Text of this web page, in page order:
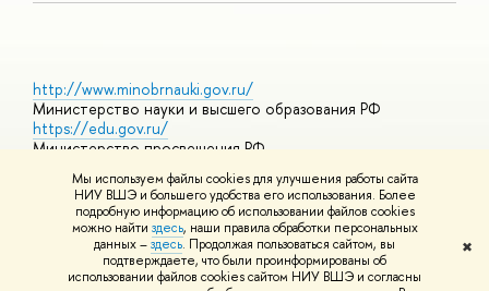
Мы используем файлы cookies для улучшения работы сайта
НИУ ВШЭ и большего удобства его использования. Более
подробную информацию об использовании файлов cookies
можно найти здесь, наши правила обработки персональных
данных –здесь. Продолжая пользоваться сайтом, вы
подтверждаете, что были проинформированы об
использовании файлов cookies сайтом НИУ ВШЭ и согласны
✖
http://www.minobrnauki.gov.ru/
Министерство науки и высшего образования РФ
https://edu.gov.ru/
Министерство просвещения РФ
https://elearning.hse.ru/mooc
Массовые открытые онлайн-курсы
© НИУ ВШЭ 1993–2026 Адреса и контактыУсловия
использования материалов Политика конфиденциальности